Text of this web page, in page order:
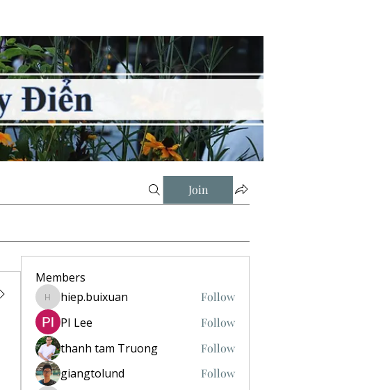
Join
Members
hiep.buixuan
hiep.buixuan Follow
PI Lee Follow
thanh tam Truong Follow
giangtolund Follow